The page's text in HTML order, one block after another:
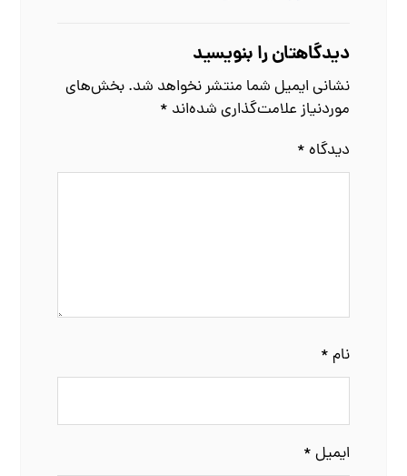
دیدگاهتان را بنویسید
نشانی ایمیل شما منتشر نخواهد شد. بخش‌های
موردنیاز علامت‌گذاری شده‌اند *
دیدگاه *
نام*
ایمیل*